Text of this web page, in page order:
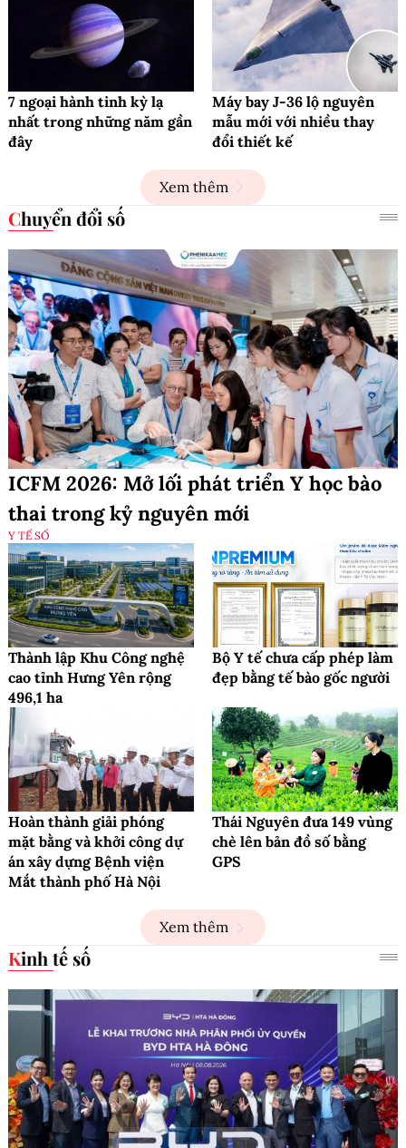
7 ngoại hành tinh kỳ lạ
nhất trong những năm gần
đây
Máy bay J-36 lộ nguyên
mẫu mới với nhiều thay
đổi thiết kế
Xem thêm
Chuyển đổi số
ICFM 2026: Mở lối phát triển Y học bào
thai trong kỷ nguyên mới
Y TẾ SỐ
Thành lập Khu Công nghệ
cao tỉnh Hưng Yên rộng
496,1 ha
Bộ Y tế chưa cấp phép làm
đẹp bằng tế bào gốc người
Hoàn thành giải phóng
mặt bằng và khởi công dự
án xây dựng Bệnh viện
Mắt thành phố Hà Nội
Thái Nguyên đưa 149 vùng
chè lên bản đồ số bằng
GPS
Xem thêm
Kinh tế số